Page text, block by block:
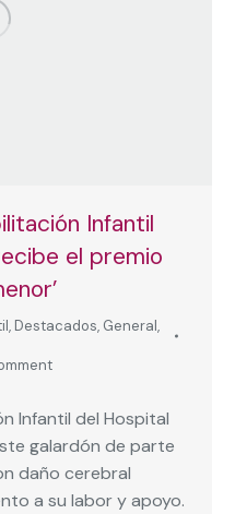
Infantil
el premio
, Destacados, General,
Infantil del Hospital
galardón de parte
daño cerebral
a su labor y apoyo.